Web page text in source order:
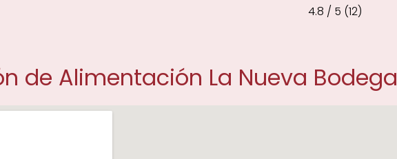
4.8 / 5 (12)
de Alimentación La Nueva Bodega